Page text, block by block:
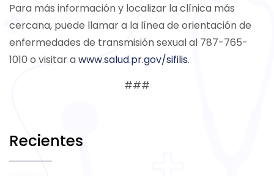
Para más información y localizar la clínica más
cercana, puede llamar a la línea de orientación de
enfermedades de transmisión sexual al 787-765-
1010 o visitar awww.salud.pr.gov/sifilis.
###
Recientes